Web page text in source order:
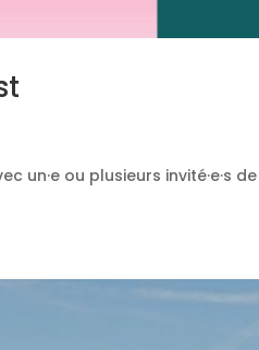
ou plusieurs invité·e·s de